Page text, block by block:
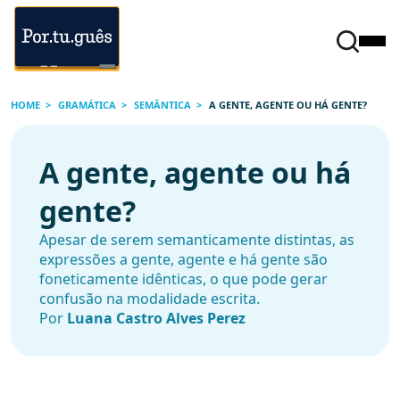
HOME GRAMÁTICA SEMÂNTICA A GENTE, AGENTE OU HÁ GENTE?
A gente, agente ou há
gente?
Apesar de serem semanticamente distintas, as
expressões a gente, agente e há gente são
foneticamente idênticas, o que pode gerar
confusão na modalidade escrita.
Por Luana Castro Alves Perez